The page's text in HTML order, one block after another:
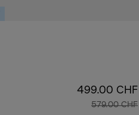
499.00 CHF
579.00 CHF